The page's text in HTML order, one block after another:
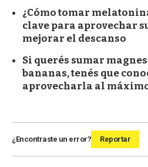
¿Cómo tomar
clave para aprovechar
mejorar el descanso
Si querés sumar
bananas, tenés que
aprovecharla al
¿Encontraste un error? Reportar